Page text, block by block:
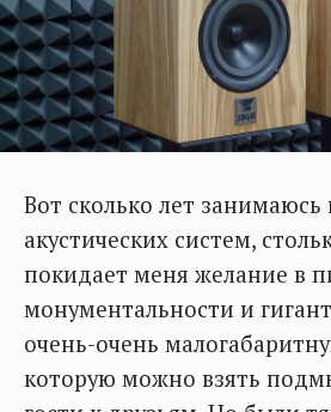
Вот сколько лет занимаюсь
акустических систем,
покидает меня желание в
монументальности и
очень-очень
которую можно взять